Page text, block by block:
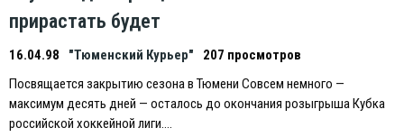
прирастать будет
16.04.98 "Тюменский Курьер"
207 просмотров
Посвящается закрытию сезона в Тюмени Совсем немного —
максимум десять дней — осталось до окончания розыгрыша Кубка
российской хоккейной лиги….